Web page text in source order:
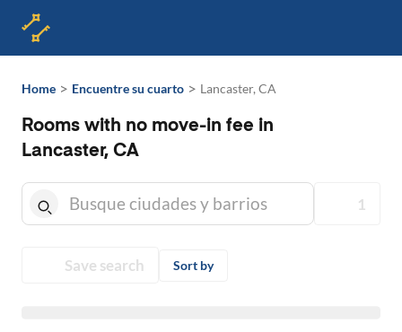
Home > Encuentre su cuarto > Lancaster, CA
Rooms with no move-in fee in
Lancaster, CA
1
Save search Sort by